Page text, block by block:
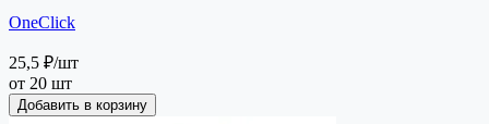
OneClick
25,5 ₽/шт
от 20 шт
Добавить в корзину